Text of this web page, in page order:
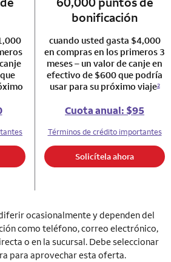
bonificación
cuando usted gasta $4,000
en compras en los primeros 3
meses – un valor de canje en
efectivo de $600 que podría
usar para su próximo viaje2
Cuota anual: $95
Términos de crédito importantes
Solicítela ahora
ocasionalmente y dependen del
como teléfono, correo electrónico,
o en la sucursal. Debe seleccionar
para aprovechar esta oferta.